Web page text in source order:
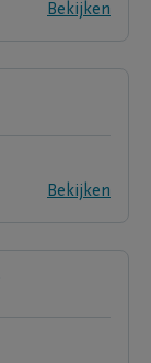
Bekijken
Bekijken